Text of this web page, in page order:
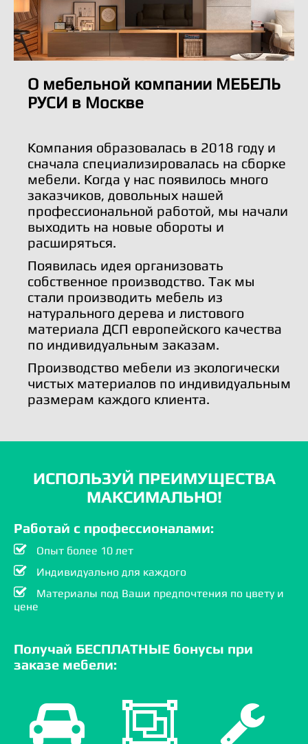
О мебельной компании МЕБЕЛЬ
РУСИ в Москве
Компания образовалась в 2018 году и
сначала специализировалась на сборке
мебели. Когда у нас появилось много
заказчиков, довольных нашей
профессиональной работой, мы начали
выходить на новые обороты и
расширяться.
Появилась идея организовать
собственное производство. Так мы
стали производить мебель из
натурального дерева и листового
материала ДСП европейского качества
по индивидуальным заказам.
Производство мебели из экологически
чистых материалов по индивидуальным
размерам каждого клиента.
ИСПОЛЬЗУЙ ПРЕИМУЩЕСТВА
МАКСИМАЛЬНО!
Работай с профессионалами:
Опыт более 10 лет
Индивидуально для каждого
Материалы под Ваши предпочтения по цвету и
цене
Получай БЕСПЛАТНЫЕ бонусы при
заказе мебели: